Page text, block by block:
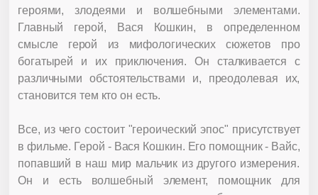
героями, злодеями и волшебными элементами.
Главный герой, Вася Кошкин, в определенном
смысле герой из мифологических сюжетов про
богатырей и их приключения. Он сталкивается с
различными обстоятельствами и, преодолевая их,
становится тем кто он есть.
Все, из чего состоит "героический эпос" присутствует
в фильме. Герой - Вася Кошкин. Его помощник - Вайс,
попавший в наш мир мальчик из другого измерения.
Он и есть волшебный элемент, помощник для